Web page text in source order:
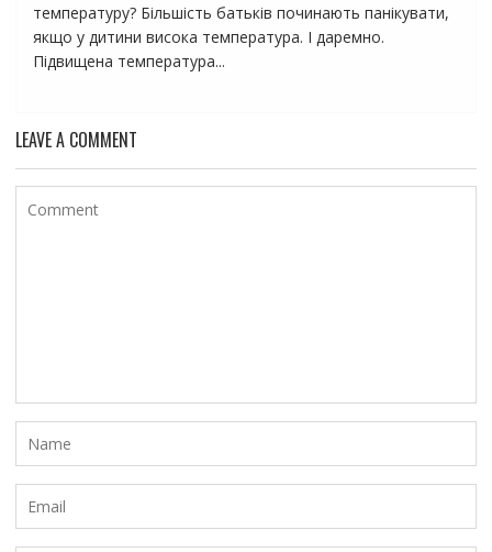
температуру? Більшість батьків починають панікувати,
якщо у дитини висока температура. І даремно.
Підвищена температура...
LEAVE A COMMENT